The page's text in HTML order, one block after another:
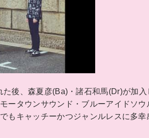
後、森夏彦(Ba)・諸石和馬(Dr)が加入
ータウンサウンド・ブルーアイドソウ
もキャッチーかつジャンルレスに多